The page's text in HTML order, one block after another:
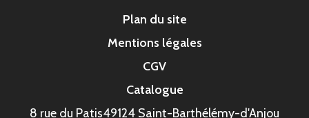
Plan du site
Mentions légales
CGV
Catalogue
8 rue du Patis49124 Saint-Barthélémy-d'Anjou